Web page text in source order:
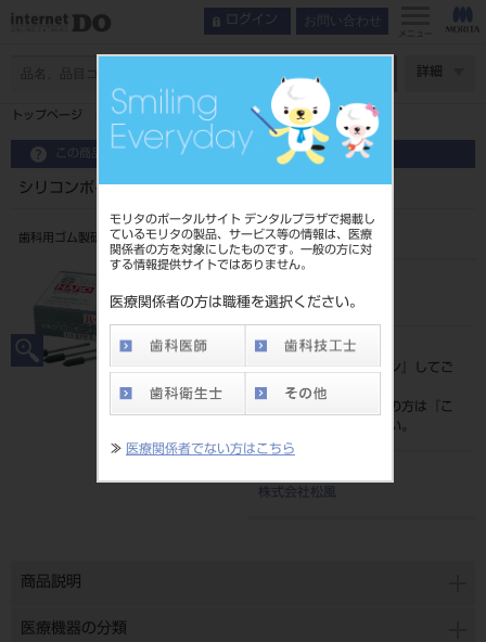
モリタのポータルサイト デンタルプラザで掲載し
ているモリタの製品、サービス等の情報は、医療
関係者の方を対象にしたものです。一般の方に対
する情報提供サイトではありません。
医療関係者の方は職種を選択ください。
≫ 医療関係者でない方はこちら
ログイン お問い合わせ
メニュー
詳細
トップページ シリコンポイント ハード ＨＰ １２入
この商品に関するお問い合わせ
シリコンポイント ハード ＨＰ １２入
歯科用ゴム製研磨材
204320410
標準価格
ログイン
』してご
覧ください。
ネット会員登録がまだの方は『
こ
』より登録ください。
株式会社松風
商品説明
医療機器の分類